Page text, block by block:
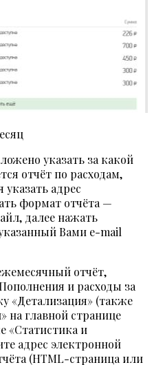
указать за какой
отчёт по расходам,
указать адрес
формат отчёта —
далее нажать
Вами e-mail
отчёт,
и расходы за
«Детализация» (также
на главной странице
«Статистика и
адрес электронной
(HTML-страница или